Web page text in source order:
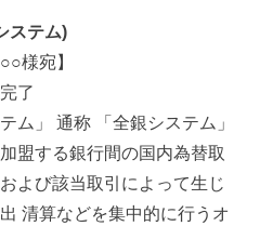
ステム)
様宛】
了
ム」 通称 「全銀システム」
盟する銀行間の国内為替取
よび該当取引によって生じ
清算などを集中的に行うオ